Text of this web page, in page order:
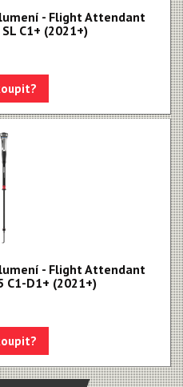
- Flight Attendant
C1+ (2021+)
- Flight Attendant
C1-D1+ (2021+)